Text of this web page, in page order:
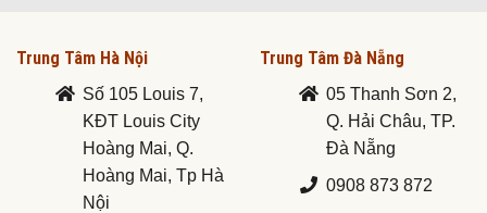
Trung Tâm Hà Nội
Số 105 Louis 7,
KĐT Louis City
Hoàng Mai, Q.
Hoàng Mai, Tp Hà
Nội
Trung Tâm Đà Nẵng
05 Thanh Sơn 2,
Q. Hải Châu, TP.
Đà Nẵng
0908 873 872